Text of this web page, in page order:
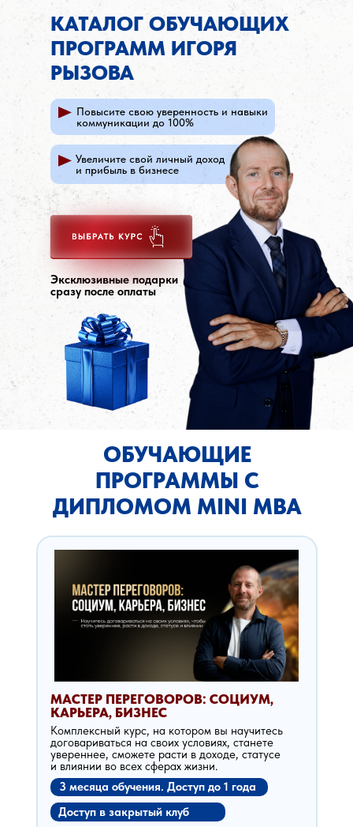
КАТАЛОГ ОБУЧАЮЩИХ
ПРОГРАММ ИГОРЯ
РЫЗОВА
Эксклюзивные подарки
сразу после оплаты
Повысите свою уверенность и навыки
коммуникации до 100%
Увеличите свой личный доход
и прибыль в бизнесе
ОБУЧАЮЩИЕ
ПРОГРАММЫ С
ДИПЛОМОМ MINI MBA
МАСТЕР ПЕРЕГОВОРОВ: СОЦИУМ,
КАРЬЕРА, БИЗНЕС
Комплексный курс, на котором вы научитесь
договариваться на своих условиях, станете
увереннее, сможете расти в доходе, статусе
и влиянии во всех сферах жизни.
Доступ в закрытый клуб
3 месяца обучения. Доступ до 1 года